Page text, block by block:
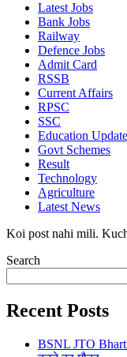
Latest Jobs
Bank Jobs
Railway
Defence Jobs
Admit Card
RSSB
Current Affairs
RPSC
SSC
Education
Govt Schemes
Result
Technology
Agriculture
Latest News
Koi post nahi mili.
Search
Recent Posts
BSNL JTO